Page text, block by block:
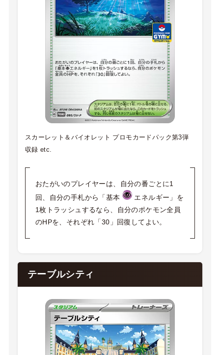
スカーレット＆バイオレット プロモカードパック第3弾
収録 etc.
おたがいのプレイヤーは、自分の番ごとに1
回、自分の手札から「基本
エネルギー」を
1枚トラッシュするなら、自分のポケモン全員
のHPを、それぞれ「30」回復してよい。
テーブルシティ